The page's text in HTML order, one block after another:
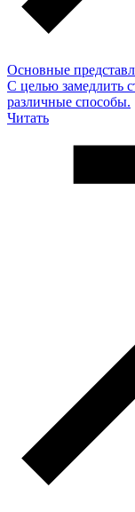
Основные
С целью замедлить
различные способы.
Читать